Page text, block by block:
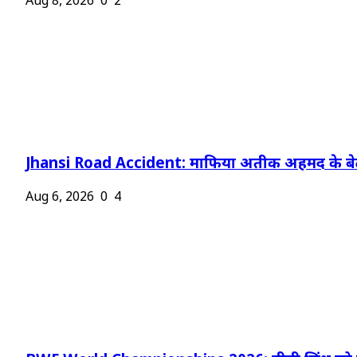
Jhansi Road Accident: माफिया अतीक अहमद के
Aug 6, 2026 0 4